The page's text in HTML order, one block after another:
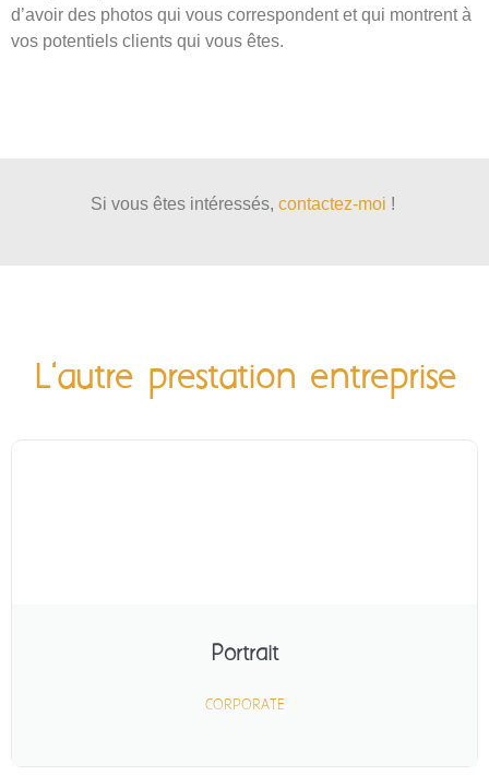
d’avoir des photos qui vous correspondent et qui montrent à
vos potentiels clients qui vous êtes.
Si vous êtes intéressés, contactez-moi !
L'autre prestation entreprise
Portrait
CORPORATE